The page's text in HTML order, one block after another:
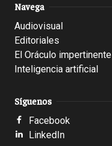
Navega
Audiovisual
Editoriales
El Oráculo impertinente
Inteligencia artificial
Síguenos
Facebook
LinkedIn